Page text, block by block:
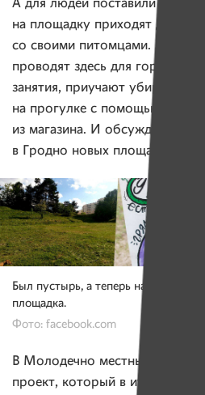
А для людей поставили
на площадку приходят десятки
со своими питомцами.
проводят здесь для горожан
занятия, приучают убирать за
на прогулке с помощью
из магазина. И обсуждают
в Гродно новых площадок для
Был пустырь, а теперь на нем
площадка.
Фото: facebook.com
В Молодечно местный
проект, который в итоге